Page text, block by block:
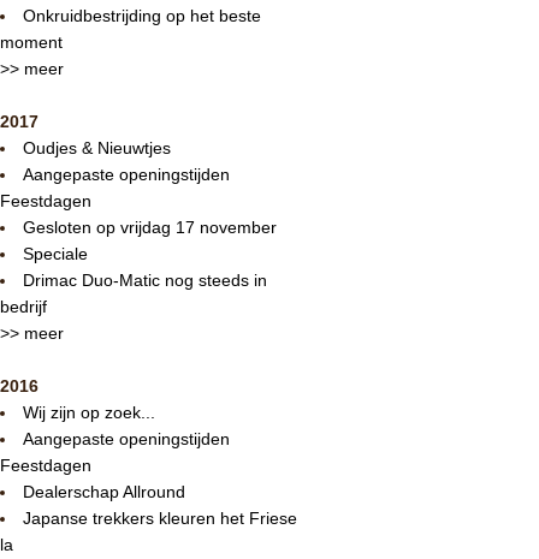
Onkruidbestrijding op het beste
moment
>> meer
2017
Oudjes & Nieuwtjes
Aangepaste openingstijden
Feestdagen
Gesloten op vrijdag 17 november
Speciale
Drimac Duo-Matic nog steeds in
bedrijf
>> meer
2016
Wij zijn op zoek...
Aangepaste openingstijden
Feestdagen
Dealerschap Allround
Japanse trekkers kleuren het Friese
la